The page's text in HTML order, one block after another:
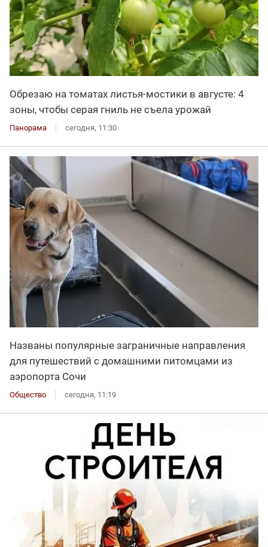
Обрезаю на томатах листья-мостики в августе: 4
зоны, чтобы серая гниль не съела урожай
Панорама сегодня, 11:30
Названы популярные заграничные направления
для путешествий с домашними питомцами из
аэропорта Сочи
Общество сегодня, 11:19